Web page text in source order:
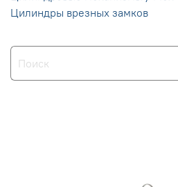
Цилиндры врезных замков